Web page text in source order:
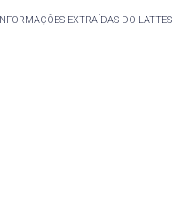
INFORMAÇÕES EXTRAÍDAS DO LATTES